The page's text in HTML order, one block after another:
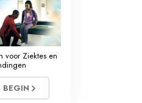
Organiseren
voor Ziektes en
BEGIN